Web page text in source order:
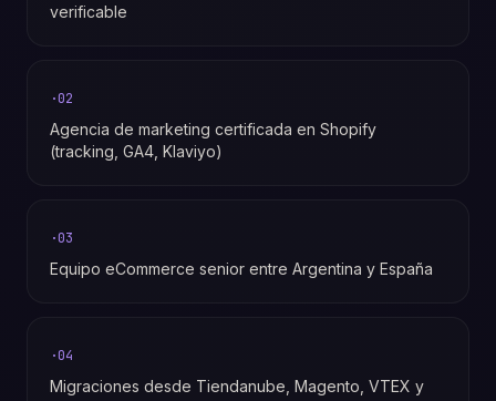
verificable
·02
Agencia de marketing certificada en Shopify
(tracking, GA4, Klaviyo)
·03
Equipo eCommerce senior entre Argentina y España
·04
Migraciones desde Tiendanube, Magento, VTEX y